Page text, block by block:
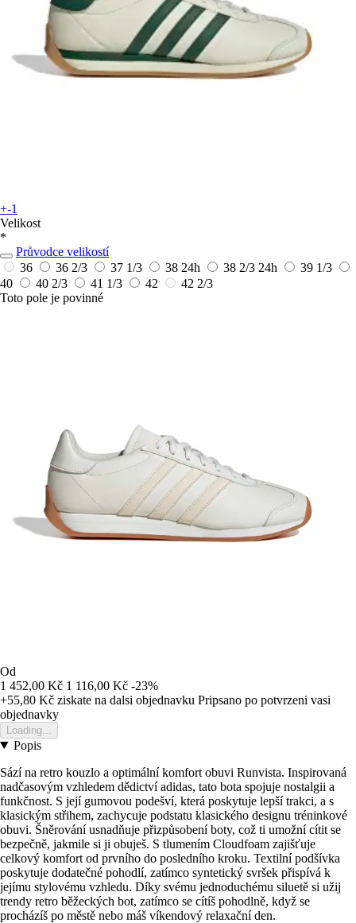
+-1
Velikost
*
Průvodce velikostí
36
36 2/3 37 1/3 38 24h 38 2/3 24h
39 1/3
40
40 2/3 41 1/3 42
42 2/3
Toto pole je povinné
Od
1 452,00 Kč 1 116,00 Kč -23%
+55,80 Kč ziskate na dalsi objednavku Pripsano po potvrzeni vasi
objednavky
Loading...
Popis
Sází na retro kouzlo a optimální komfort obuvi Runvista. Inspirovaná
nadčasovým vzhledem dědictví adidas, tato bota spojuje nostalgii a
funkčnost. S její gumovou podešví, která poskytuje lepší trakci, a s
klasickým střihem, zachycuje podstatu klasického designu tréninkové
obuvi. Šněrování usnadňuje přizpůsobení boty, což ti umožní cítit se
bezpečně, jakmile si ji obuješ. S tlumením Cloudfoam zajišťuje
celkový komfort od prvního do posledního kroku. Textilní podšívka
poskytuje dodatečné pohodlí, zatímco syntetický svršek přispívá k
jejímu stylovému vzhledu. Díky svému jednoduchému siluetě si užij
trendy retro běžeckých bot, zatímco se cítíš pohodlně, když se
procházíš po městě nebo máš víkendový relaxační den.